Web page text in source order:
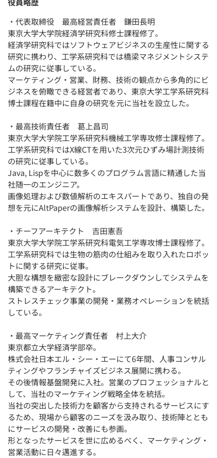
・代表取締役 最高経営責任者 鎌田長明
東京大学大学院経済学研究科修士課程修了。
経済学研究科ではソフトウェアビジネスの生産性に関する
研究に携わり、工学系研究科では橋梁マネジメントシステ
ムの研究に従事している。
マーケティング・営業、財務、技術の観点から多角的にビ
ジネスを俯瞰できる経営者であり、東京大学工学系研究科
博士課程在籍中に自身の研究を元に当社を設立した。
・最高技術責任者 葛上昌司
東京大学大学院工学系研究科機械工学専攻修士課程修了。
工学系研究科ではX線CTを用いた3次元ひずみ場計測技術
の研究に従事している。
Java, Lispを中心に数多くのプログラム言語に精通した当
社随一のエンジニア。
画像処理および数値解析のエキスパートであり、独自の発
想を元にAltPaperの画像解析システムを設計、構築した。
・チーフアーキテクト 吉田憲吾
東京大学大学院工学系研究科電気工学専攻博士課程修了。
工学系研究科では生物の筋肉の仕組みを取り入れたロボッ
トに関する研究に従事。
大胆な構想を緻密な設計にブレークダウンしてシステムを
構築できるアーキテクト。
ストレスチェック事業の開発・業務オペレーションを統括
している。
・最高マーケティング責任者 村上大介
東京都立大学経済学部卒。
株式会社日本エル・シー・エーにて6年間、人事コンサル
ティングやフランチャイズビジネス展開に携わる。
その後情報基盤開発に入社。営業のプロフェッショナルと
して、当社のマーケティング戦略全体を統括。
当社の突出した技術力を顧客から支持されるサービスにす
るため、現場から顧客のニーズを汲み取り、技術陣ととも
にサービスの開発・改善にも参画。
形となったサービスを世に広めるべく、マーケティング・
営業活動に日々邁進する。